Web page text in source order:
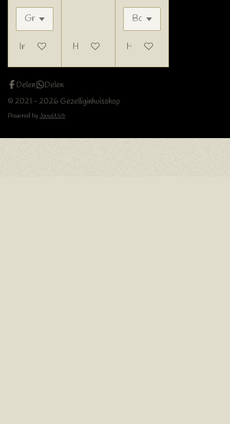
In winkelwagen Houd mij op de hoogteHoud mij op de hoogte
Delen
Delen
© 2021 - 2026 Gezelliginhuisshop
Powered by JouwWeb